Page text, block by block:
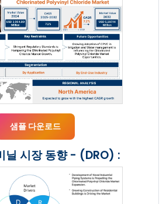
샘플 다운로드
닐 시장 동향 - (DRO) :